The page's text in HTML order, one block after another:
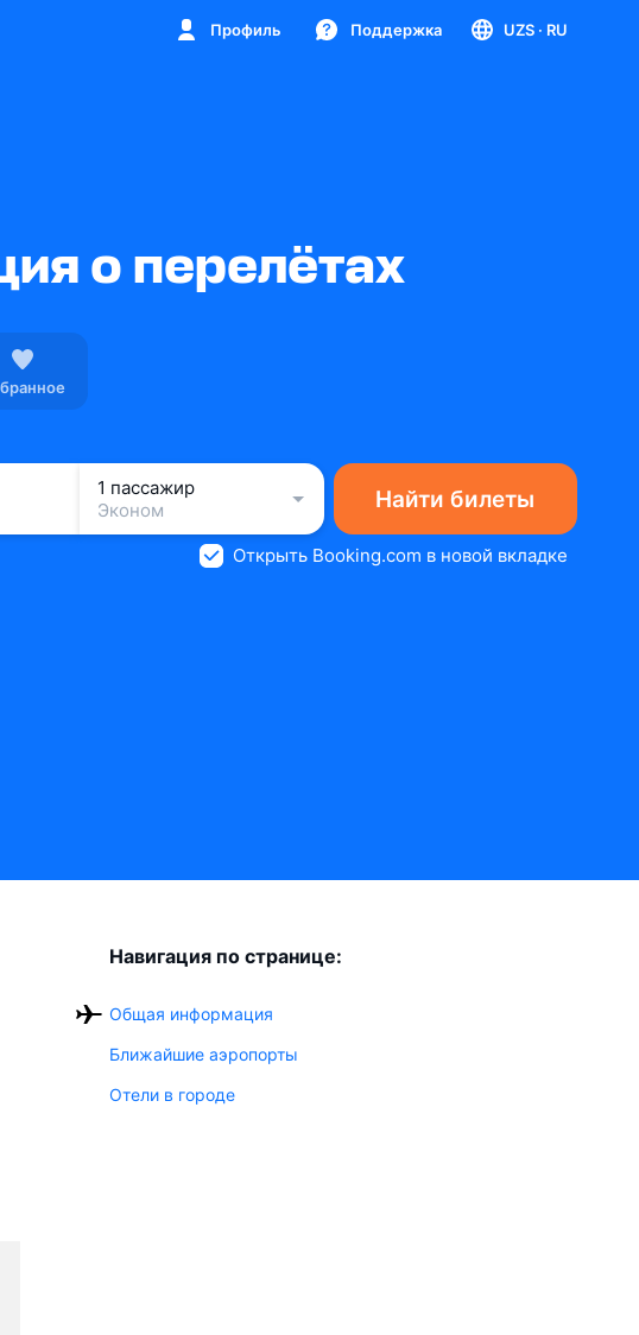
Профиль Поддержка UZS · RU
о перелётах
1 пассажир
Эконом
Найти билеты
Открыть Booking.com в новой вкладке
Навигация по странице:
Общая информация
Ближайшие аэропорты
Отели в городе